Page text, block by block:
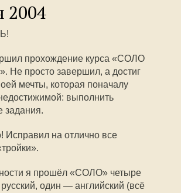
2004
прохождение курса «СОЛО
Не просто завершил, а достиг
мечты, которая поначалу
выполнить
задания.
Исправил на отлично все
я прошёл «СОЛО» четыре
русский, один — английский (всё